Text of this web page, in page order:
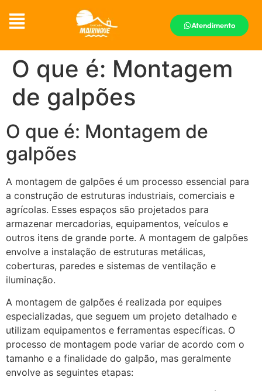
Atendimento
O que é: Montagem
de galpões
O que é: Montagem de
galpões
A montagem de galpões é um processo essencial para
a construção de estruturas industriais, comerciais e
agrícolas. Esses espaços são projetados para
armazenar mercadorias, equipamentos, veículos e
outros itens de grande porte. A montagem de galpões
envolve a instalação de estruturas metálicas,
coberturas, paredes e sistemas de ventilação e
iluminação.
A montagem de galpões é realizada por equipes
especializadas, que seguem um projeto detalhado e
utilizam equipamentos e ferramentas específicas. O
processo de montagem pode variar de acordo com o
tamanho e a finalidade do galpão, mas geralmente
envolve as seguintes etapas: